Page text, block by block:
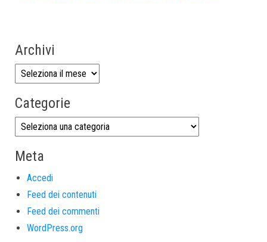
Archivi
Categorie
Meta
Accedi
Feed dei contenuti
Feed dei commenti
WordPress.org